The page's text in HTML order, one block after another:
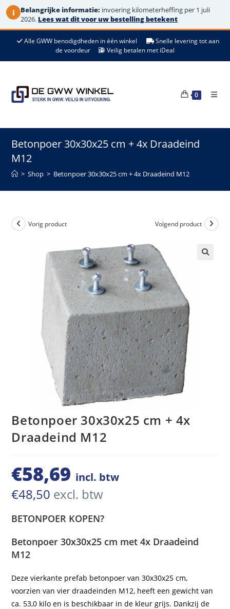
i Belangrijke informatie: invoering kilometerheffing per 1 juli
2026. Lees wat dit voor uw bestelling betekent
de
Alle GWW benodigdheden in één winkel
Snelle levering tot aan
de voordeur
Veilig betalen met iDeal
0
Betonpoer 30x30x25 cm + 4x Draadeind
M12
> Shop > Betonpoer 30x30x25 cm + 4x Draadeind M12
Vorig product Volgend product
Betonpoer 30x30x25 cm + 4x
Draadeind M12
€58,69 incl. btw
€48,50 excl. btw
BETONPOER KOPEN?
Betonpoer 30x30x25 cm met 4x Draadeind
M12
Deze vierkante prefab betonpoer van 30x30x25 cm,
voorzien van vier draadeinden M12, heeft een gewicht van
ca. 53,0 kilo en is beschikbaar in de kleur grijs. Dankzij de